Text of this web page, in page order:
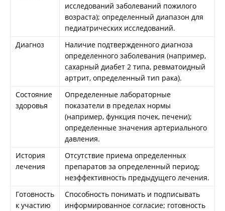
исследований заболеваний пожилого
возраста); определенный диапазон для
педиатрических исследований.
Диагноз
Наличие подтвержденного диагноза
определенного заболевания (например,
сахарный диабет 2 типа, ревматоидный
артрит, определенный тип рака).
Состояние
здоровья
Определенные лабораторные
показатели в пределах нормы
(например, функция почек, печени);
определенные значения артериального
давления.
История
лечения
Отсутствие приема определенных
препаратов за определенный период;
неэффективность предыдущего лечения.
Готовность
к участию
Способность понимать и подписывать
информированное согласие; готовность